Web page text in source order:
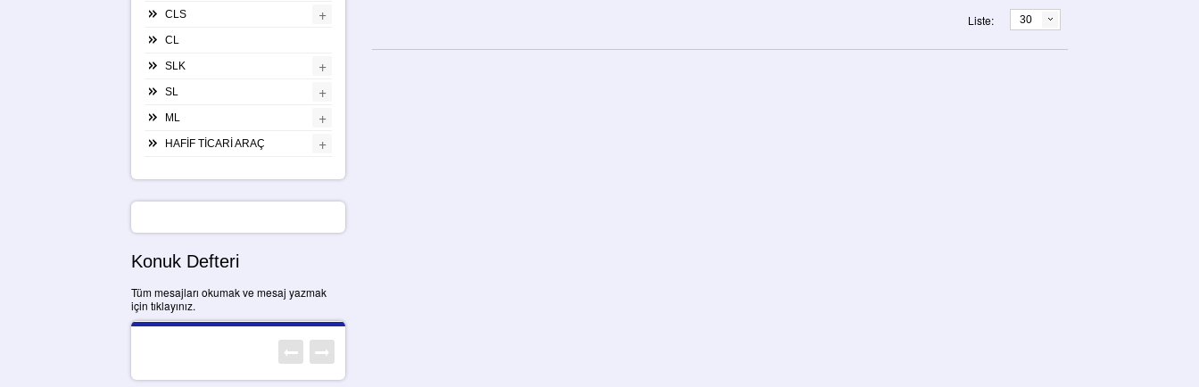
Liste: 30
CLS +
CL
SLK +
SL +
ML +
HAFİF TİCARİ ARAÇ +
Konuk Defteri
Tüm mesajları okumak ve mesaj yazmak
için tıklayınız.